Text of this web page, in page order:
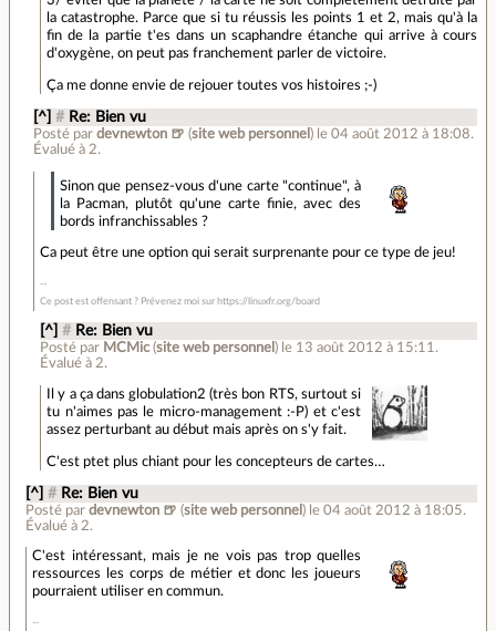
la catastrophe. Parce que si tu réussis les points 1 et 2, mais qu'à la
fin de la partie t'es dans un scaphandre étanche qui arrive à cours
d'oxygène, on peut pas franchement parler de victoire.
Ça me donne envie de rejouer toutes vos histoires ;-)
[^] # Re: Bien vu
Posté par devnewton 🍺 (site web personnel ) le 04 août 2012 à 18:08.
Évalué à 2.
Sinon que pensez-vous d'une carte "continue", à
la Pacman, plutôt qu'une carte finie, avec des
bords infranchissables ?
Ca peut être une option qui serait surprenante pour ce type de jeu!
Ce post est offensant ? Prévenez moi sur https://linuxfr.org/board
[^] # Re: Bien vu
Posté par MCMic(site web personnel ) le 13 août 2012 à 15:11 .
Évalué à 2.
Il y a ça dans globulation2 (très bon RTS, surtout si
tu n'aimes pas le micro-management :-P) et c'est
assez perturbant au début mais après on s'y fait.
C'est ptet plus chiant pour les concepteurs de cartes…
[^] # Re: Bien vu
Posté pardevnewton 🍺 (site web personnel ) le 04 août 2012 à 18:05.
Évalué à 2.
C'est intéressant, mais je ne vois pas trop quelles
ressources les corps de métier et donc les joueurs
pourraient utiliser en commun.